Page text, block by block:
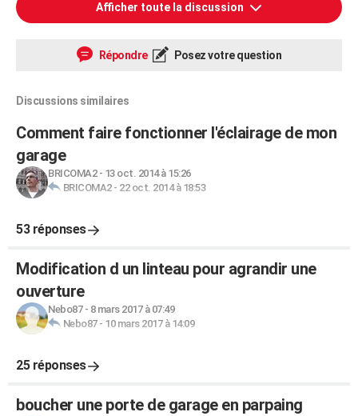
Afficher toute la discussion
Répondre Posez votre question
Discussions similaires
Comment faire fonctionner l'éclairage de mon
garage
BRICOMA2- 13 oct. 2014 à 15:26
BRICOMA2- 22 oct. 2014 à 18:53
53 réponses
Modification d un linteau pour agrandir une
ouverture
Nebo87- 8 mars 2017 à 07:49
Nebo87- 10 mars 2017 à 14:09
25 réponses
boucher une porte de garage en parpaing